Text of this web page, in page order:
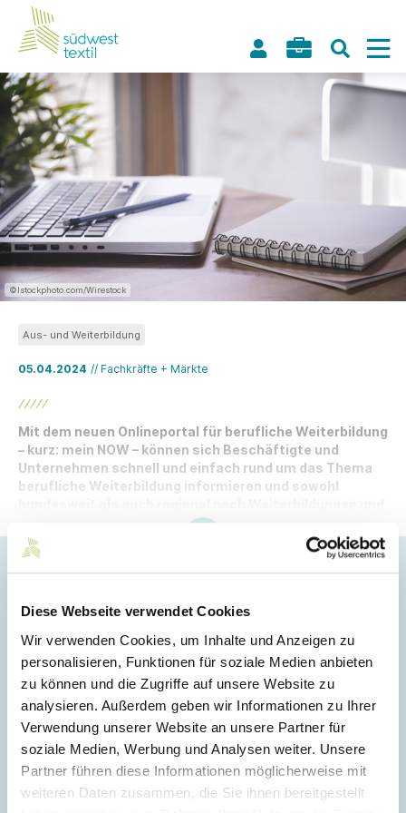
Diese Webseite verwendet Cookies
Wir verwenden Cookies, um Inhalte und Anzeigen zu
personalisieren, Funktionen für soziale Medien anbieten
zu können und die Zugriffe auf unsere Website zu
analysieren. Außerdem geben wir Informationen zu Ihrer
Verwendung unserer Website an unsere Partner für
soziale Medien, Werbung und Analysen weiter. Unsere
Partner führen diese Informationen möglicherweise mit
weiteren Daten zusammen, die Sie ihnen bereitgestellt
©Istockphoto.com/Wirestock
05.04.2024 // Fachkräfte + Märkte
Aus- und Weiterbildung
Mit dem neuen Onlineportal für berufliche Weiterbildung
– kurz: mein NOW – können sich Beschäftigte und
Unternehmen schnell und einfach rund um das Thema
berufliche Weiterbildung informieren und sowohl
Finanzierungsmöglichkeiten suchen.
Hoppla!
Dieser Artikel ist nur für Mitglieder sichtbar.
Login
E-Mail
Passwort